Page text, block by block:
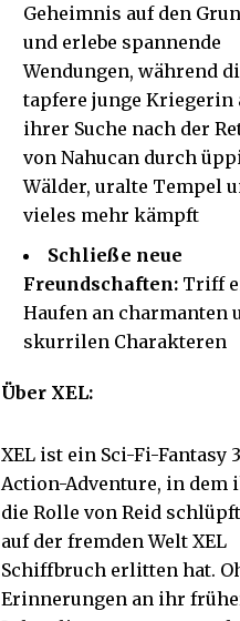
Geheimnis auf den
und erlebe spannende
Wendungen, während
tapfere junge Kriegerin
ihrer Suche nach der
von Nahucan durch
Wälder, uralte Tempel
vieles mehr kämpft
Schließe neue
Freundschaften: Triff
Haufen an charmanten
skurrilen Charakteren
Über XEL:
XEL ist ein Sci-Fi-Fantasy
Action-Adventure, in dem
die Rolle von Reid
auf der fremden Welt XEL
Schiffbruch erlitten hat.
Erinnerungen an ihr